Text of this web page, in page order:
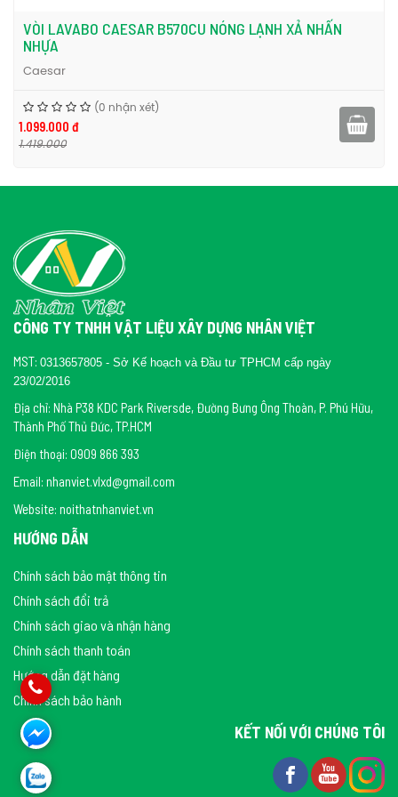
VÒI LAVABO CAESAR B570CU NÓNG LẠNH XẢ NHẤN
NHỰA
Caesar
(0 nhận xét)
1.099.000 đ
1.419.000
CÔNG TY TNHH VẬT LIỆU XÂY DỰNG NHÂN VIỆT
MST: 0313657805 - Sở Kế hoạch và Đầu tư TPHCM cấp ngày
23/02/2016
Địa chỉ: Nhà P38 KDC Park Riversde, Đường Bưng Ông Thoàn, P. Phú Hữu,
Thành Phố Thủ Đức, TP.HCM
Điện thoại: 0909 866 393
Email: nhanviet.vlxd@gmail.com
Website: noithatnhanviet.vn
HƯỚNG DẪN
Chính sách bảo mật thông tin
Chính sách đổi trả
Chính sách giao và nhận hàng
Chính sách thanh toán
Hướng dẫn đặt hàng
Chính sách bảo hành
KẾT NỐI VỚI CHÚNG TÔI